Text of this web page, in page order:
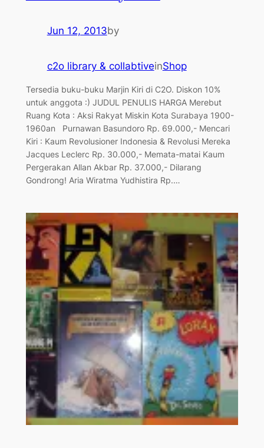
Jun 12, 2013by
c2o library & collabtiveinShop
Tersedia buku-buku Marjin Kiri di C2O. Diskon 10%
untuk anggota :) JUDUL PENULIS HARGA Merebut
Ruang Kota : Aksi Rakyat Miskin Kota Surabaya 1900-
1960an Purnawan Basundoro Rp. 69.000,- Mencari
Kiri : Kaum Revolusioner Indonesia & Revolusi Mereka
Jacques Leclerc Rp. 30.000,- Memata-matai Kaum
Pergerakan Allan Akbar Rp. 37.000,- Dilarang
Gondrong! Aria Wiratma Yudhistira Rp.…